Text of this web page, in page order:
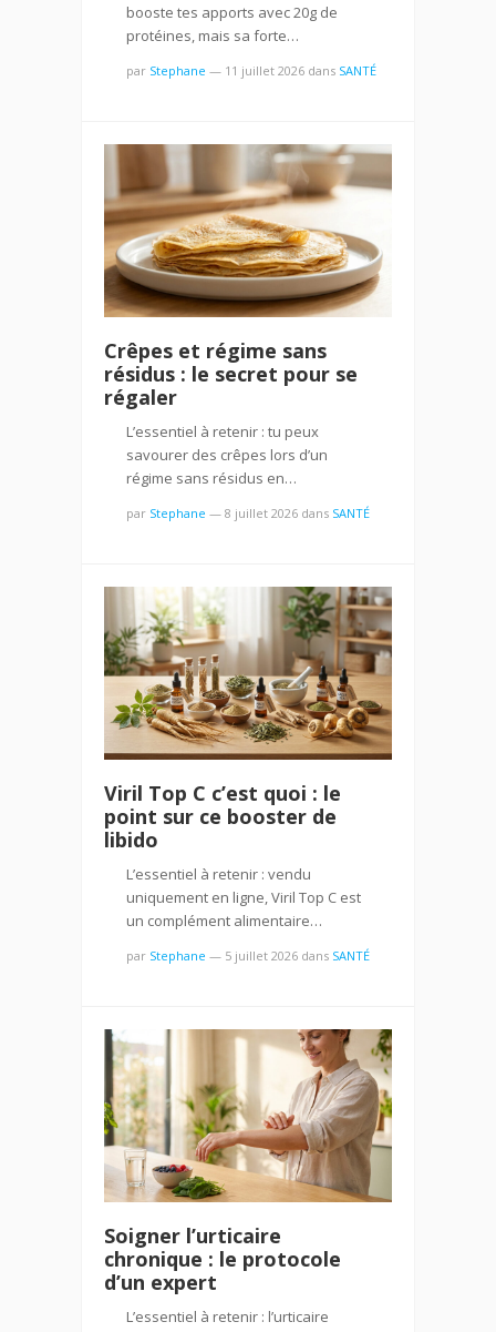
booste tes apports avec 20g de
protéines, mais sa forte…
par Stephane — 11 juillet 2026 dans SANTÉ
Crêpes et régime sans
résidus : le secret pour se
régaler
L’essentiel à retenir : tu peux
savourer des crêpes lors d’un
régime sans résidus en…
par Stephane — 8 juillet 2026 dans SANTÉ
Viril Top C c’est quoi : le
point sur ce booster de
libido
L’essentiel à retenir : vendu
uniquement en ligne, Viril Top C est
un complément alimentaire…
par Stephane — 5 juillet 2026 dans SANTÉ
Soigner l’urticaire
chronique : le protocole
d’un expert
L’essentiel à retenir : l’urticaire